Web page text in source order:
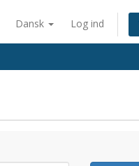
Dansk Log ind